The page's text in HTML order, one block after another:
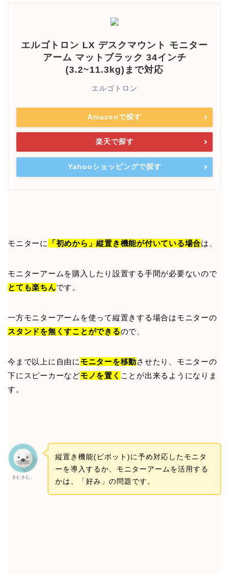
エルゴトロン LX デスクマウント モニター
アーム マットブラック 34インチ
(3.2~11.3kg)まで対応
エルゴトロン
Amazonで探す
楽天で探す
Yahooショッピングで探す
モニターに 「初めから」縦置き機能が付いている場合は、
モニターアームを購入したり設置する手間が必要ないので
とても楽ちんです。
一方モニターアームを使って縦置きする場合はモニターの
スタンドを無くすことができるので、
今まで以上に自由に モニターを移動させたり、モニターの
下にスピーカーなどモノを置く ことが出来るようになりま
す。
きむきむ。
縦置き機能(ピボット)に予め対応したモニタ
ーを導入するか、モニターアームを活用する
かは、「好み」の問題です。